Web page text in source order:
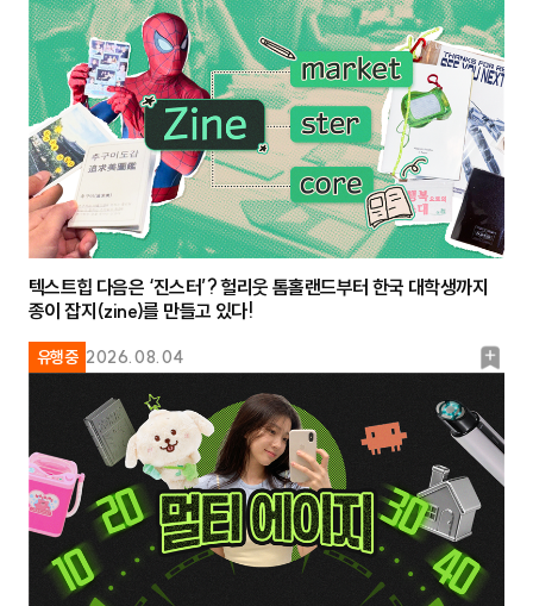
마
크
유행중 2026.08.04
북
크
텍스트힙 다음은 ‘진스터’? 헐리웃 톰홀랜드부터 한국 대학생까지
종이 잡지(zine)를 만들고 있다!